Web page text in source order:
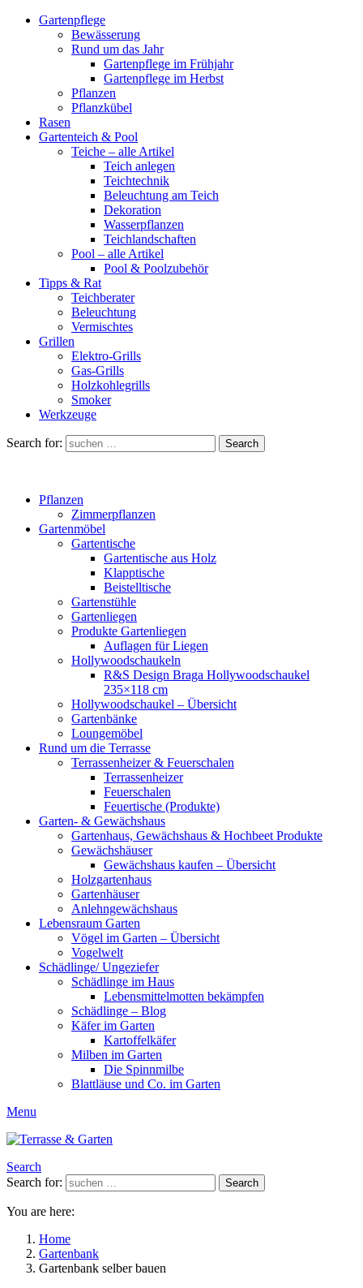
Gartenpflege
Bewässerung
Rund um das Jahr
Gartenpflege im Frühjahr
Gartenpflege im Herbst
Pflanzen
Pflanzkübel
Rasen
Gartenteich & Pool
Teiche – alle Artikel
Teich anlegen
Teichtechnik
Beleuchtung am Teich
Dekoration
Wasserpflanzen
Teichlandschaften
Pool – alle Artikel
Pool & Poolzubehör
Tipps & Rat
Teichberater
Beleuchtung
Vermischtes
Grillen
Elektro-Grills
Gas-Grills
Holzkohlegrills
Smoker
Werkzeuge
Search for: Search
Pflanzen
Zimmerpflanzen
Gartenmöbel
Gartentische
Gartentische aus Holz
Klapptische
Beistelltische
Gartenstühle
Gartenliegen
Produkte Gartenliegen
Auflagen für Liegen
Hollywoodschaukeln
R&S Design Braga Hollywoodschaukel
235×118 cm
Hollywoodschaukel – Übersicht
Gartenbänke
Loungemöbel
Rund um die Terrasse
Terrassenheizer & Feuerschalen
Terrassenheizer
Feuerschalen
Feuertische (Produkte)
Garten- & Gewächshaus
Gartenhaus, Gewächshaus & Hochbeet Produkte
Gewächshäuser
Gewächshaus kaufen – Übersicht
Holzgartenhaus
Gartenhäuser
Anlehngewächshaus
Lebensraum Garten
Vögel im Garten – Übersicht
Vogelwelt
Schädlinge/ Ungeziefer
Schädlinge im Haus
Lebensmittelmotten bekämpfen
Schädlinge – Blog
Käfer im Garten
Kartoffelkäfer
Milben im Garten
Die Spinnmilbe
Blattläuse und Co. im Garten
Menu
Search
Search for:
Search
You are here:
Home
Gartenbank
Gartenbank selber bauen